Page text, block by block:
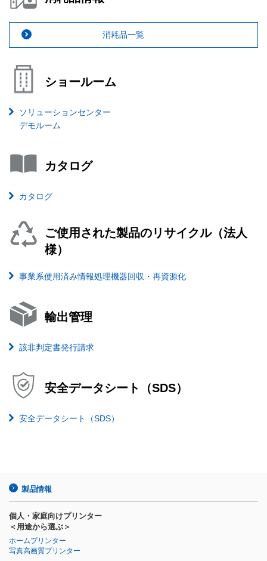
消耗品一覧
ショールーム
ソリューションセンター
デモルーム
カタログ
カタログ
ご使用された製品のリサイクル（法人
様）
事業系使用済み情報処理機器回収・再資源化
輸出管理
該非判定書発行請求
安全データシート（SDS）
安全データシート（SDS）
製品情報
個人・家庭向けプリンター
＜用途から選ぶ＞
ホームプリンター
写真高画質プリンター